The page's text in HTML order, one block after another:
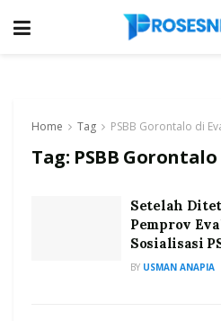
Home Tag PSBB Gorontalo di
Tag: PSBB
Setelah
Pemprov
Sosialisasi
BY USMAN ANAPIA